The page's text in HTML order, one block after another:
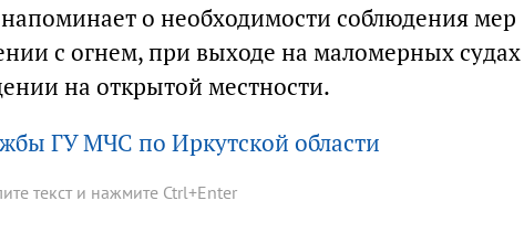
о необходимости соблюдения мер
с огнем, при выходе на маломерных судах
на открытой местности.
ГУ МЧС по Иркутской области
текст и нажмите Ctrl+Enter